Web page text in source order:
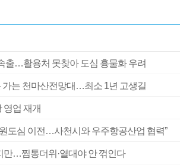
출…활용처 못찾아 도심 흉물화 우려
가는 천마산전망대…최소 1년 고생길
영업 재개
도심 이전…사천시와 우주항공산업 협력”
만…찜통더위·열대야 안 꺾인다